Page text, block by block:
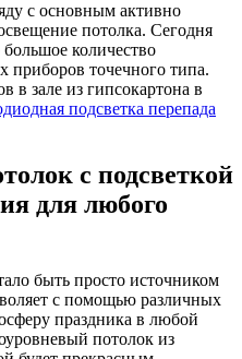
с основным активно
потолка. Сегодня
количество
приборов точечного типа.
в зале из гипсокартона в
подсветка перепада
с подсветкой
для любого
быть просто источником
с помощью различных
праздника в любой
потолок из